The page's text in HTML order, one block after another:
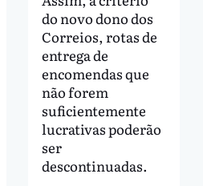
do novo dono dos
Correios, rotas de
entrega de
encomendas que
não forem
suficientemente
lucrativas poderão
ser
descontinuadas.